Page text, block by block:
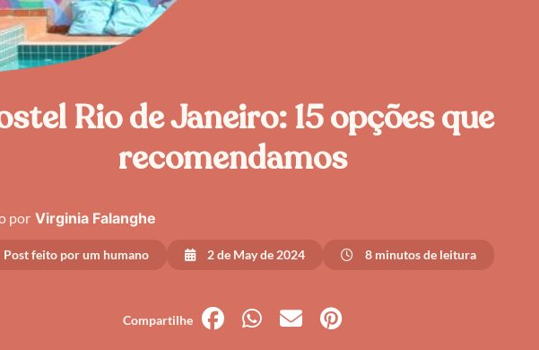
Rio de Janeiro: 15 opções que
recomendamos
por Virginia Falanghe
Post feito por um humano 2 de May de 2024 8 minutos de leitura